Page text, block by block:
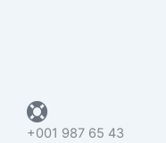
+001 987 65 43